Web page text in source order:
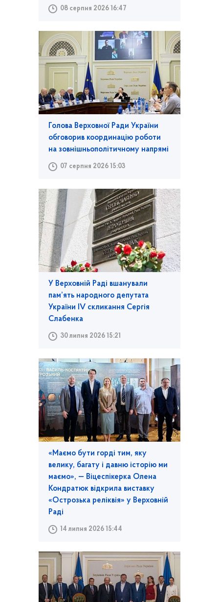
08 серпня 2026 16:47
Голова Верховної Ради України
обговорив координацію роботи
на зовнішньополітичному напрямі
07 серпня 2026 15:03
У Верховній Раді вшанували
пам’ять народного депутата
України IV скликання Сергія
Слабенка
30 липня 2026 15:21
«Маємо бути горді тим, яку
велику, багату і давню історію ми
маємо», — Віцеспікерка Олена
Кондратюк відкрила виставку
«Острозька реліквія» у Верховній
Раді
14 липня 2026 15:44